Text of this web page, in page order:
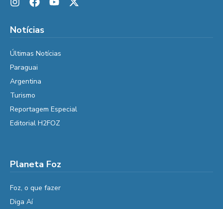
Notícias
Últimas Notícias
Paraguai
Argentina
Turismo
Reportagem Especial
Editorial H2FOZ
Planeta Foz
Foz, o que fazer
Diga Aí